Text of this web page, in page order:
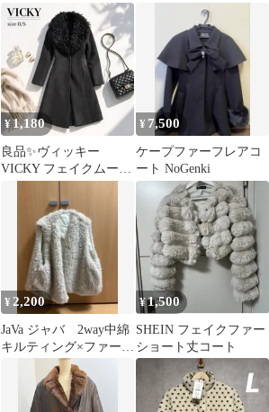
ーコート ビット M
バーシブルコート
¥1,180
良品✨️ヴィッキー
VICKY フェイクムート
ンコート 羊毛 暖か 黒
¥ 7,500
ケープファーフレアコ
ート NoGenki
¥ 2,200
JaVa ジャバ 2way中綿
キルティング×ファーリ
バーシブル ベスト
¥1,500
SHEIN フェイクファー
ショート丈コート